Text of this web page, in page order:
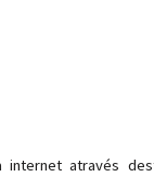
através